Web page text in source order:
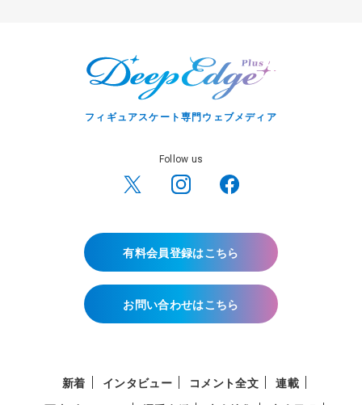
フィギュアスケート専門ウェブメディア
Follow us
有料会員登録はこちら
お問い合わせはこちら
新着 インタビュー コメント全文
連載